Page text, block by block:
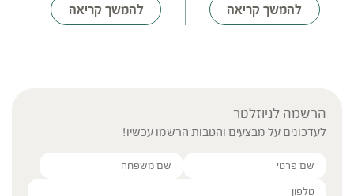
להמשך קריאה להמשך קריאה
הרשמה לניוזלטר
לעדכונים על מבצעים והטבות הרשמו עכשיו!